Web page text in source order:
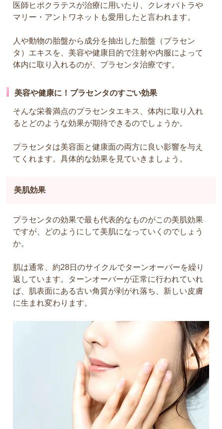
医師ヒポクラテスが治療に用いたり、クレオパトラや
マリー・アントワネットも愛用したと言われます。
人や動物の胎盤から成分を抽出した胎盤（プラセン
タ）エキスを、美容や健康目的で注射や内服によって
体内に取り入れるのが、プラセンタ治療です。
美容や健康に！プラセンタのすごい効果
そんな栄養満点のプラセンタエキス、体内に取り入れ
るとどのような効果が期待できるのでしょうか。
プラセンタは美容面と健康面の両方に良い影響を与え
てくれます。具体的な効果を見ていきましょう。
美肌効果
プラセンタの効果で最も代表的なものがこの美肌効果
ですが、どのようにして美肌になっていくのでしょう
か。
肌は通常、約28日のサイクルでターンオーバーを繰り
返しています。ターンオーバーが正常に行われていれ
ば、肌表面にある古い角質が剥がれ落ち、新しい皮膚
に生まれ変わります。